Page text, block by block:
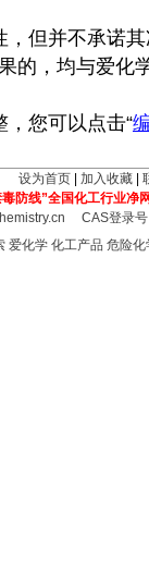
但并不承诺
的，均与爱化
您可以点击“
设为首页 加入收藏
毒防线”全国化工行业净
CAS登录
爱化学 化工产品 危险化